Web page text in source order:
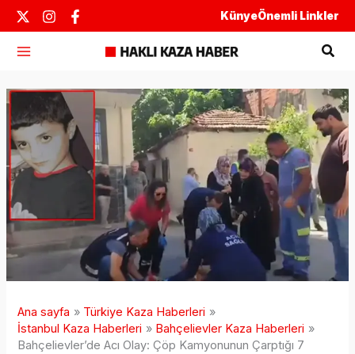
İçeriğe
atla
KünyeÖnemli Linkler
Ana sayfa
Türkiye Kaza Haberleri
İstanbul Kaza Haberleri
Bahçelievler Kaza Haberleri
Bahçelievler’de Acı Olay: Çöp Kamyonunun Çarptığı 7